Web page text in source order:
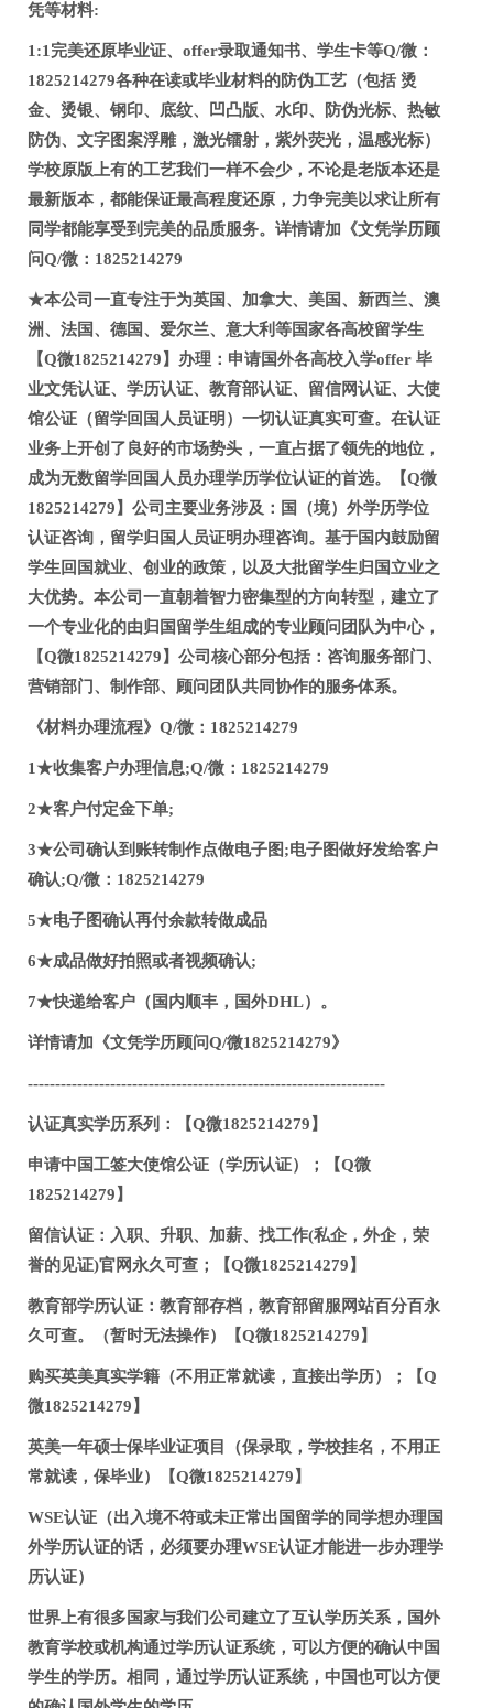
凭等材料:
1:1完美还原毕业证、offer录取通知书、学生卡等Q/微：
1825214279各种在读或毕业材料的防伪工艺（包括 烫
金、烫银、钢印、底纹、凹凸版、水印、防伪光标、热敏
防伪、文字图案浮雕，激光镭射，紫外荧光，温感光标）
学校原版上有的工艺我们一样不会少，不论是老版本还是
最新版本，都能保证最高程度还原，力争完美以求让所有
同学都能享受到完美的品质服务。详情请加《文凭学历顾
问Q/微：1825214279
★本公司一直专注于为英国、加拿大、美国、新西兰、澳
洲、法国、德国、爱尔兰、意大利等国家各高校留学生
【Q微1825214279】办理：申请国外各高校入学offer 毕
业文凭认证、学历认证、教育部认证、留信网认证、大使
馆公证（留学回国人员证明）一切认证真实可查。在认证
业务上开创了良好的市场势头，一直占据了领先的地位，
成为无数留学回国人员办理学历学位认证的首选。【Q微
1825214279】公司主要业务涉及：国（境）外学历学位
认证咨询，留学归国人员证明办理咨询。基于国内鼓励留
学生回国就业、创业的政策，以及大批留学生归国立业之
大优势。本公司一直朝着智力密集型的方向转型，建立了
一个专业化的由归国留学生组成的专业顾问团队为中心，
【Q微1825214279】公司核心部分包括：咨询服务部门、
营销部门、制作部、顾问团队共同协作的服务体系。
《材料办理流程》Q/微：1825214279
1★收集客户办理信息;Q/微：1825214279
2★客户付定金下单;
3★公司确认到账转制作点做电子图;电子图做好发给客户
确认;Q/微：1825214279
5★电子图确认再付余款转做成品
6★成品做好拍照或者视频确认;
7★快递给客户（国内顺丰，国外DHL）。
详情请加《文凭学历顾问Q/微1825214279》
-----------------------------------------------------------------
认证真实学历系列：【Q微1825214279】
申请中国工签大使馆公证（学历认证）；【Q微
1825214279】
留信认证：入职、升职、加薪、找工作(私企，外企，荣
誉的见证)官网永久可查；【Q微1825214279】
教育部学历认证：教育部存档，教育部留服网站百分百永
久可查。（暂时无法操作）【Q微1825214279】
购买英美真实学籍（不用正常就读，直接出学历）；【Q
微1825214279】
英美一年硕士保毕业证项目（保录取，学校挂名，不用正
常就读，保毕业）【Q微1825214279】
WSE认证（出入境不符或未正常出国留学的同学想办理国
外学历认证的话，必须要办理WSE认证才能进一步办理学
历认证）
世界上有很多国家与我们公司建立了互认学历关系，国外
教育学校或机构通过学历认证系统，可以方便的确认中国
学生的学历。相同，通过学历认证系统，中国也可以方便